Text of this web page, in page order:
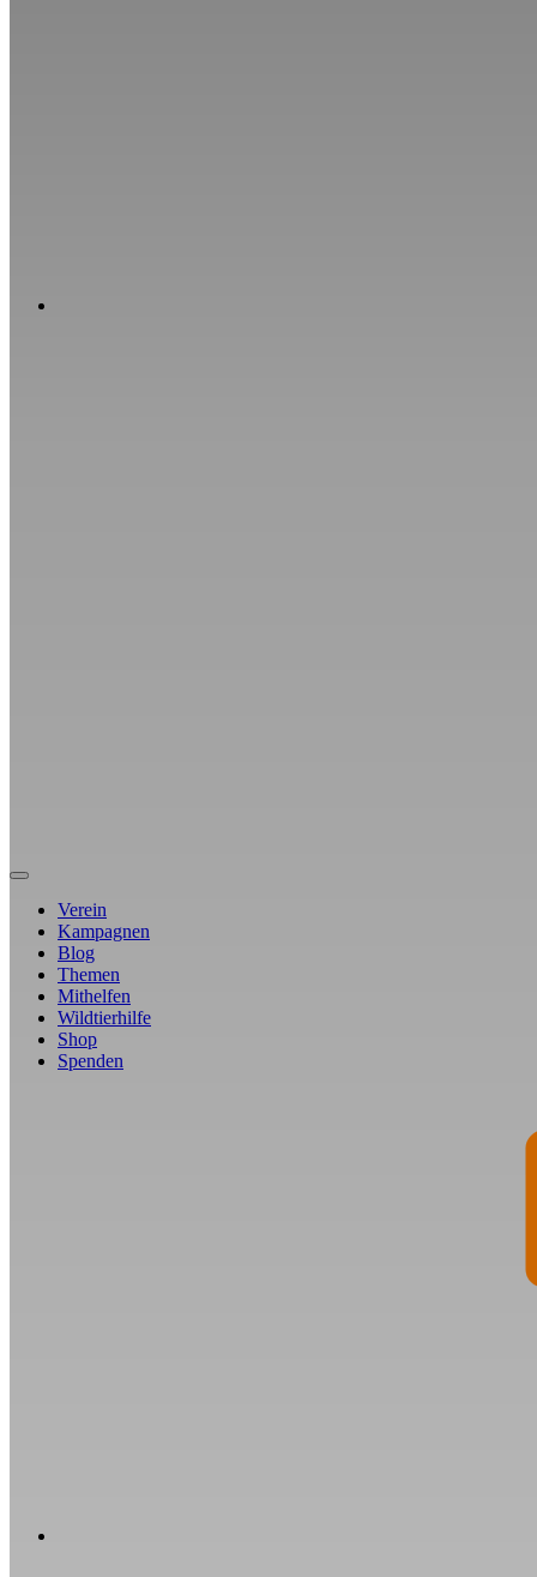
Verein
Kampagnen
Blog
Themen
Mithelfen
Wildtierhilfe
Shop
Spenden